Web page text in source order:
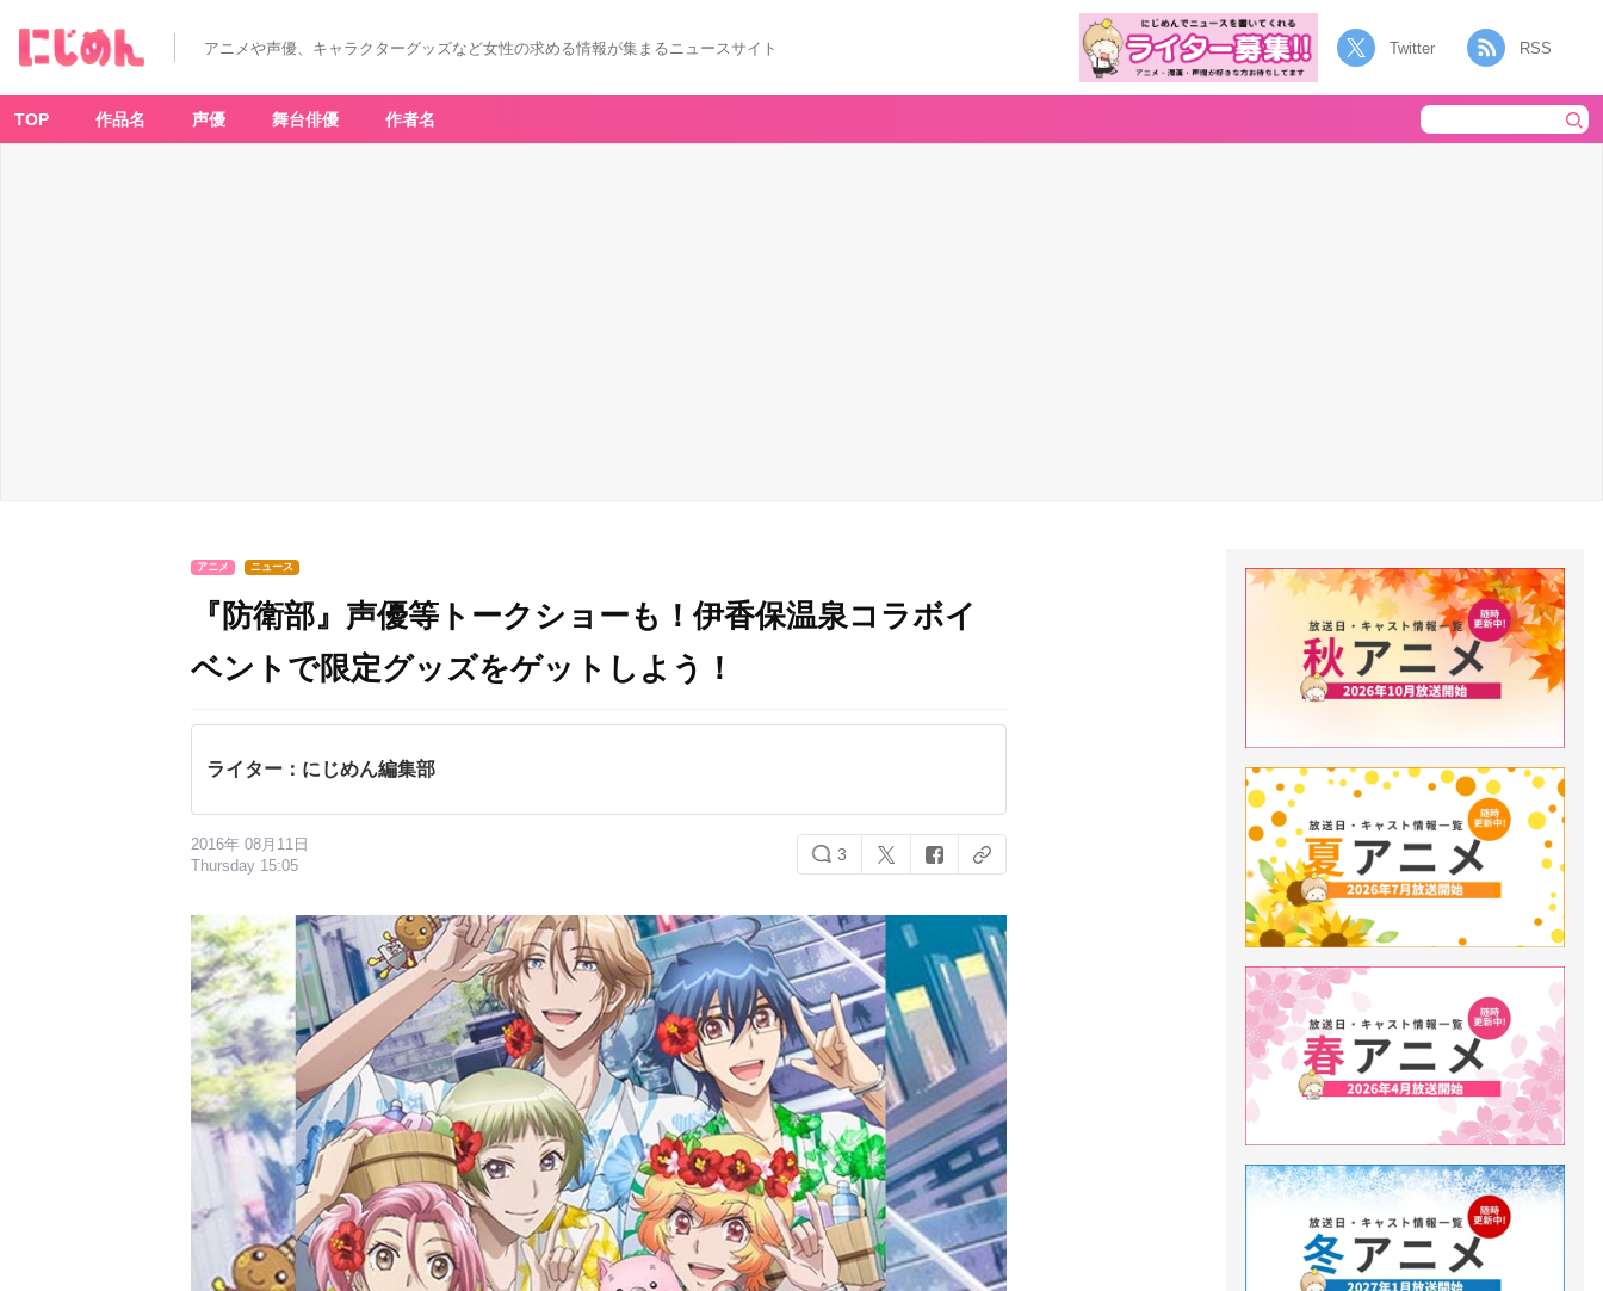
アニメや声優、キャラクターグッズなど女性の求める情報が集まるニュースサイト Twitter RSS
TOP 作品名 声優 舞台俳優 作者名
アニメ ニュース
『防衛部』声優等トークショーも！伊香保温泉コラボイ
ベントで限定グッズをゲットしよう！
ライター：にじめん編集部
2016年 08月11日
Thursday 15:05
3